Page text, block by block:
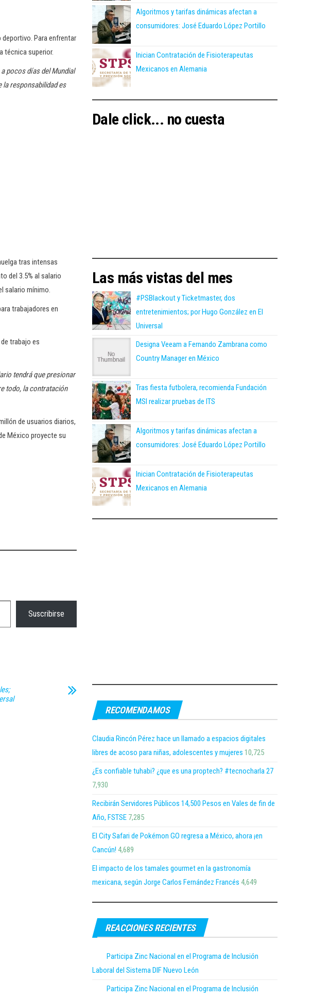
deportivo. Para enfrentar
técnica superior.
pocos días del Mundial
la responsabilidad es
tras intensas
del 3.5% al salario
salario mínimo.
trabajadores en
trabajo es
tendrá que presionar
todo, la contratación
de usuarios diarios,
México proyecte su
Suscribirse
Algoritmos y tarifas dinámicas afectan a
consumidores: José Eduardo López Portillo
Inician Contratación de Fisioterapeutas
Mexicanos en Alemania
Dale click... no cuesta
Las más vistas del mes
#PSBlackout y Ticketmaster, dos
entretenimientos; por Hugo González en El
Universal
Designa Veeam a Fernando Zambrana como
Country Manager en México
Tras fiesta futbolera, recomienda Fundación
MSI realizar pruebas de ITS
Algoritmos y tarifas dinámicas afectan a
consumidores: José Eduardo López Portillo
Inician Contratación de Fisioterapeutas
Mexicanos en Alemania
RECOMENDAMOS
Claudia Rincón Pérez hace un llamado a espacios digitales
libres de acoso para niñas, adolescentes y mujeres 10,725
¿Es confiable tuhabi? ¿que es una proptech? #tecnocharla 27
7,930
Recibirán Servidores Públicos 14,500 Pesos en Vales de fin de
Año, FSTSE 7,285
El City Safari de Pokémon GO regresa a México, ahora ¡en
Cancún! 4,689
El impacto de los tamales gourmet en la gastronomía
mexicana, según Jorge Carlos Fernández Francés 4,649
REACCIONES RECIENTES
Participa Zinc Nacional en el Programa de Inclusión
Laboral del Sistema DIF Nuevo León
Participa Zinc Nacional en el Programa de Inclusión